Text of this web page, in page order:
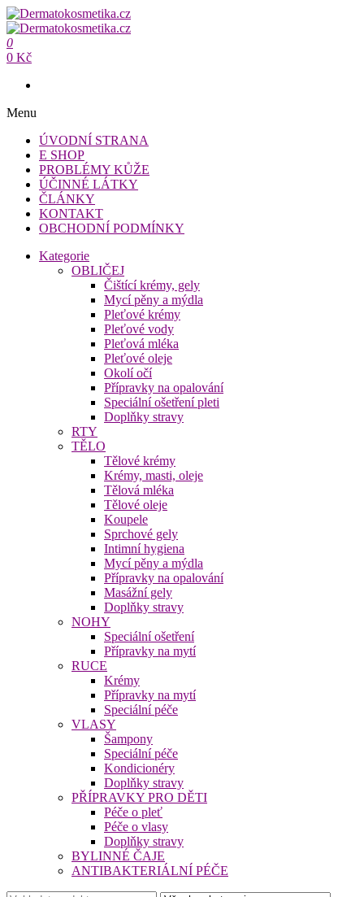
Přeskočit
na
obsah
Dermatokosmetika.cz
Dermatokosmetika.cz
0
0 Kč
Menu
ÚVODNÍ STRANA
E SHOP
PROBLÉMY KŮŽE
ÚČINNÉ LÁTKY
ČLÁNKY
KONTAKT
OBCHODNÍ PODMÍNKY
Kategorie
OBLIČEJ
Čištící krémy, gely
Mycí pěny a mýdla
Pleťové krémy
Pleťové vody
Pleťová mléka
Pleťové oleje
Okolí očí
Přípravky na opalování
Speciální ošetření pleti
Doplňky stravy
RTY
TĚLO
Tělové krémy
Krémy, masti, oleje
Tělová mléka
Tělové oleje
Koupele
Sprchové gely
Intimní hygiena
Mycí pěny a mýdla
Přípravky na opalování
Masážní gely
Doplňky stravy
NOHY
Speciální ošetření
Přípravky na mytí
RUCE
Krémy
Přípravky na mytí
Speciální péče
VLASY
Šampony
Speciální péče
Kondicionéry
Doplňky stravy
PŘÍPRAVKY PRO DĚTI
Péče o pleť
Péče o vlasy
Doplňky stravy
BYLINNÉ ČAJE
ANTIBAKTERIÁLNÍ PÉČE